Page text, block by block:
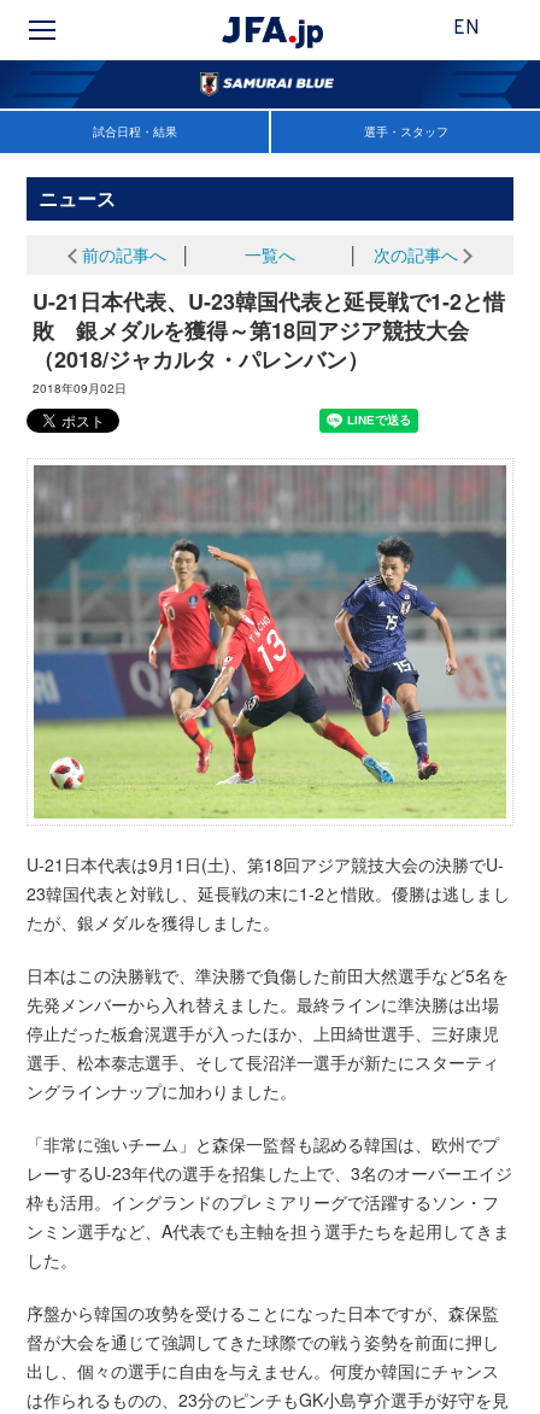
EN
試合日程・結果 選手・スタッフ
ニュース
前の記事へ 一覧へ 次の記事へ
U-21日本代表、U-23韓国代表と延長戦で1-2と惜
敗 銀メダルを獲得～第18回アジア競技大会
（2018/ジャカルタ・パレンバン）
2018年09月02日
U-21日本代表は9月1日(土)、第18回アジア競技大会の決勝でU-
23韓国代表と対戦し、延長戦の末に1-2と惜敗。優勝は逃しまし
たが、銀メダルを獲得しました。
日本はこの決勝戦で、準決勝で負傷した前田大然選手など5名を
先発メンバーから入れ替えました。最終ラインに準決勝は出場
停止だった板倉滉選手が入ったほか、上田綺世選手、三好康児
選手、松本泰志選手、そして長沼洋一選手が新たにスターティ
ングラインナップに加わりました。
「非常に強いチーム」と森保一監督も認める韓国は、欧州でプ
レーするU-23年代の選手を招集した上で、3名のオーバーエイジ
枠も活用。イングランドのプレミアリーグで活躍するソン・フ
ンミン選手など、A代表でも主軸を担う選手たちを起用してきま
した。
序盤から韓国の攻勢を受けることになった日本ですが、森保監
督が大会を通じて強調してきた球際での戦う姿勢を前面に押し
出し、個々の選手に自由を与えません。何度か韓国にチャンス
は作られるものの、23分のピンチもGK小島亨介選手が好守を見